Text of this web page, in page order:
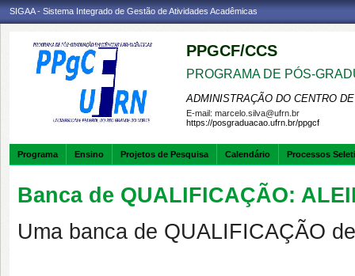
SIGAA - Sistema Integrado de Gestão de Atividades Acadêmicas
PPGCF/CCS
PROGRAMA DE PÓS-
ADMINISTRAÇÃO DO CENTRO
E-mail: marcelo.silva@ufrn.br
https://posgraduacao.ufrn.br/ppgcf
Programa Ensino Projetos de Pesquisa Calendário Processos
Banca de QUALIFICAÇÃO:
Uma banca de QUALIFICAÇÃO